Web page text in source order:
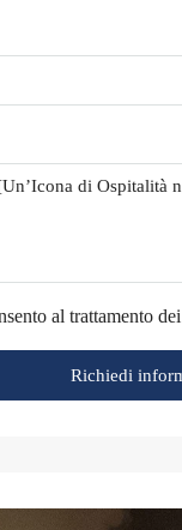
al trattamento
Richiedi